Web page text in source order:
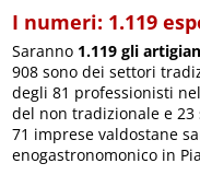
I numeri: 1.119
Saranno 1.119 gli
908 sono dei settori
degli 81 professionisti
del non tradizionale e
71 imprese valdostane
enogastronomonico in